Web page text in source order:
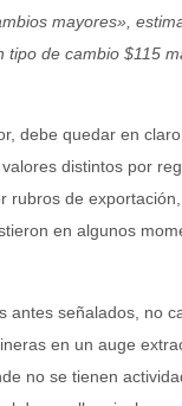
mayores»,
tipo de cambio $115
debe quedar en
distintos por
rubros de
en algunos
antes señalados, no
en un auge
no se tienen